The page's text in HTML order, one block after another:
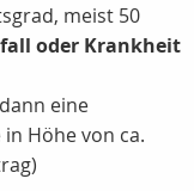
meist 50
oder Krankheit
eine
Höhe von ca.